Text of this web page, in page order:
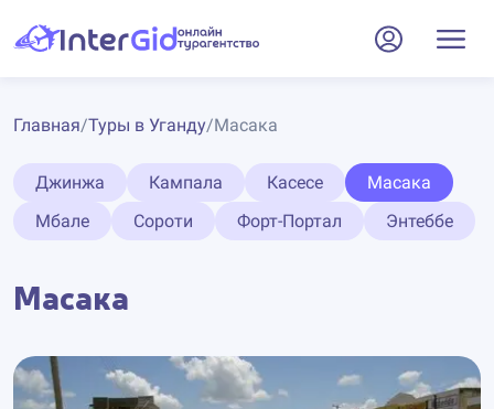
Главная/Туры в Уганду/Масака
Джинжа Кампала Касесе
Масака
Мбале
Сороти Форт-Портал Энтеббе
Масака